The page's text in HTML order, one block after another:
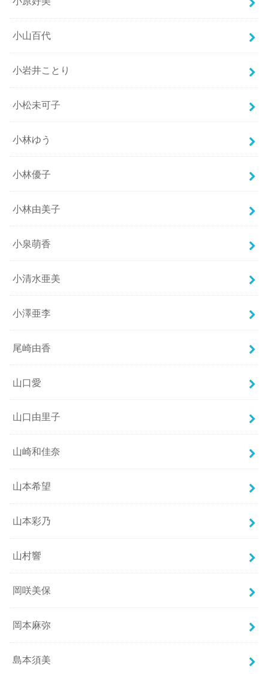
小山百代
小岩井ことり
小松未可子
小林ゆう
小林優子
小林由美子
小泉萌香
小清水亜美
小澤亜李
尾崎由香
山口愛
山口由里子
山崎和佳奈
山本希望
山本彩乃
山村響
岡咲美保
岡本麻弥
島本須美